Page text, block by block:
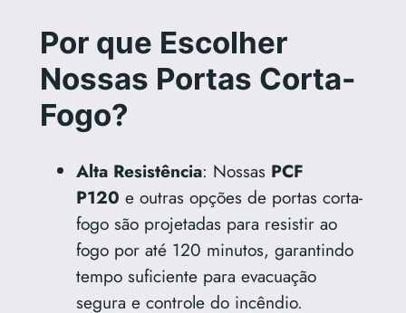
Por que Escolher
Nossas Portas Corta-
Fogo?
Alta Resistência: Nossas PCF
P120 e outras opções de portas corta-
fogo são projetadas para resistir ao
fogo por até 120 minutos, garantindo
tempo suficiente para evacuação
segura e controle do incêndio.